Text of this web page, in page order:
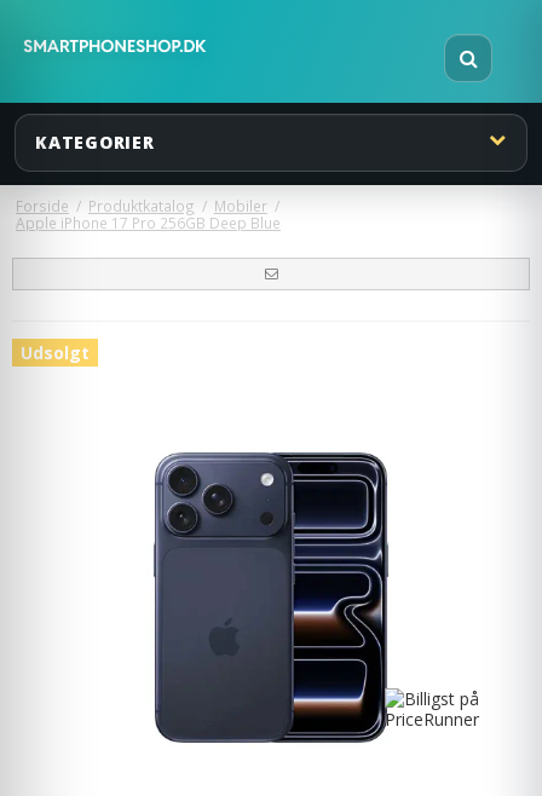
KATEGORIER
Forside / Produktkatalog / Mobiler /
Apple iPhone 17 Pro 256GB Deep Blue
Udsolgt